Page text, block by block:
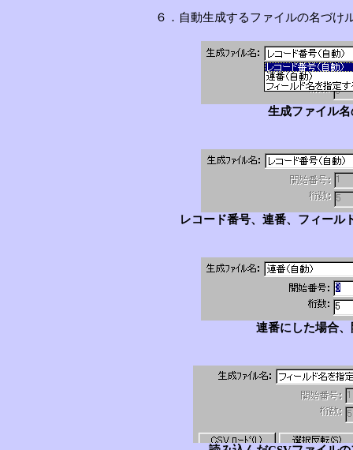
６．自動生成するファイルの名づけ
生成ファイル
レコード番号、連番、フィール
連番にした場合